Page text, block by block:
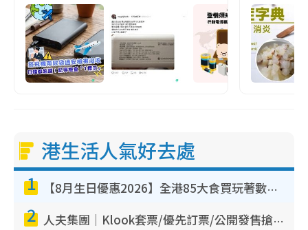
港生活人氣好去處
1 【8月生日優惠2026】全港85大食買玩著數攻略 自助餐/火鍋放題同行免費＋誠品/DONKI送現金券
2 人夫集團｜Klook套票/優先訂票/公開發售搶飛攻略！附票價.購票連結.場地座位表